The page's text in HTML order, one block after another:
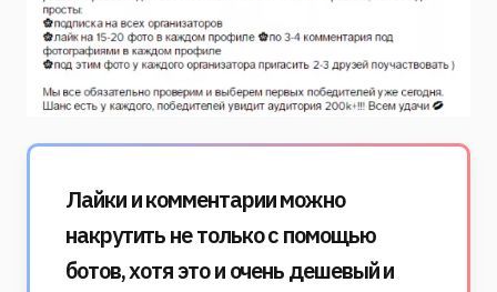
Лайки и комментарии можно
накрутить не только с помощью
ботов, хотя это и очень дешевый и